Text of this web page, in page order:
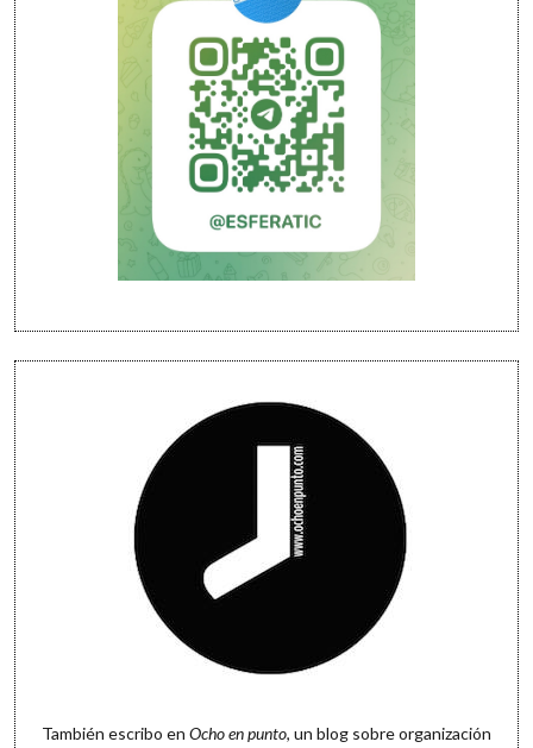
También escribo en Ocho en punto, un blog sobre organización